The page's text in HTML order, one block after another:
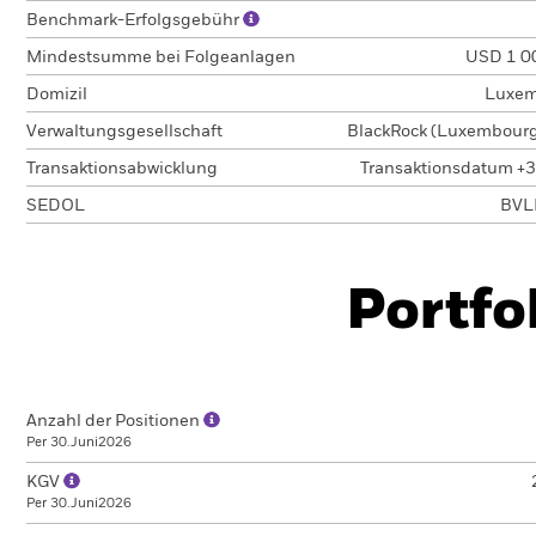
Benchmark-Erfolgsgebühr
Mindestsumme bei Folgeanlagen USD 1
Domizil
Verwaltungsgesellschaft BlackRock
Transaktionsabwicklung Transaktionsdatum
SEDOL
Anzahl der Positionen
Per 30.Juni2026
KGV
Per 30.Juni2026